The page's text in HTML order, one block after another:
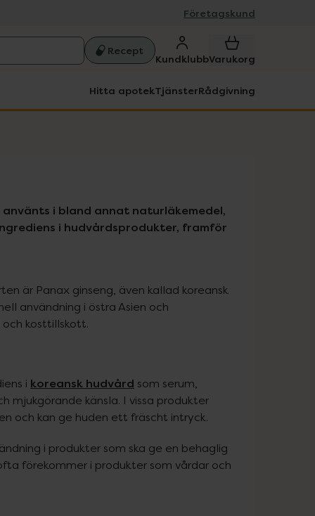
Företagskund
Recept
KundklubbVarukorg
Hitta apotekTjänsterRådgivning
i bland annat naturläkemedel,
i hudvårdsprodukter, framför
är Panax ginseng, även kallad koreansk
användning i östra Asien och
kosttillskott.
i koreansk hudvård som serum,
mjukgörande känsla. I vissa produkter
och kan ge huden ett fräscht intryck.
i produkter som ska ge en behaglig
förekommer i produkter som vårdar och